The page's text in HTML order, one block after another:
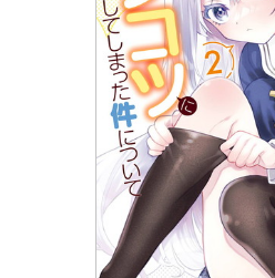
会社情報
スクウェア・エニックス サイト内検索